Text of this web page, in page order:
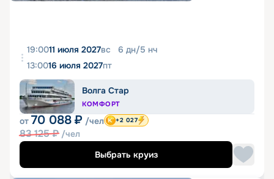
19:0011 июля 2027вс 6 дн/5 нч
13:0016 июля 2027пт
Волга Стар
КОМФОРТ
от 70 088 ₽ /чел
83 125₽ /чел
+2 027
Выбрать круиз